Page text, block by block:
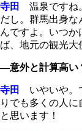
寺田
温泉ですね
だし。群馬出身な
んですよ。いつか
ば、地元の観光大
―意外と計算高い
寺田
いやいや。
りでも多くの人
と思います！